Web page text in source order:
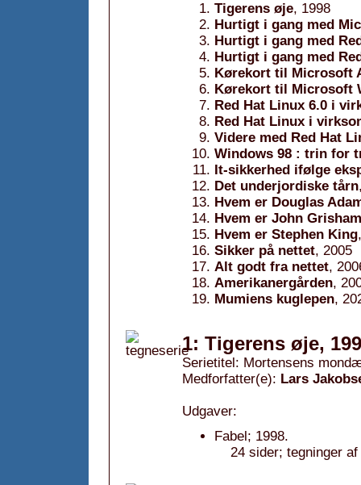
Tigerens øje, 1998
Hurtigt i gang med
Hurtigt i gang med
Hurtigt i gang med
Kørekort til Microsoft
Kørekort til Microsoft
Red Hat Linux 6.0 i
Red Hat Linux i
Videre med Red Hat
Windows 98 : trin for
It-sikkerhed ifølge
Det underjordiske tårn
Hvem er Douglas
Hvem er John
Hvem er Stephen King
Sikker på nettet, 2005
Alt godt fra nettet,
Amerikanergården,
Mumiens kuglepen,
1: Tigerens øje,
Serietitel: Mortensens
Medforfatter(e): Lars
Udgaver:
Fabel; 1998.
24 sider; tegninger